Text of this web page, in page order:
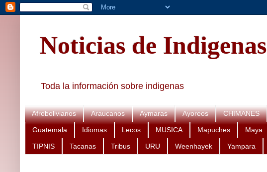
Noticias de Indigenas
Toda la información sobre indigenas
Afrobolivianos Araucanos Aymaras Ayoreos CHIMANES
Guatemala Idiomas Lecos MUSICA Mapuches Maya
TIPNIS Tacanas Tribus URU Weenhayek Yampara